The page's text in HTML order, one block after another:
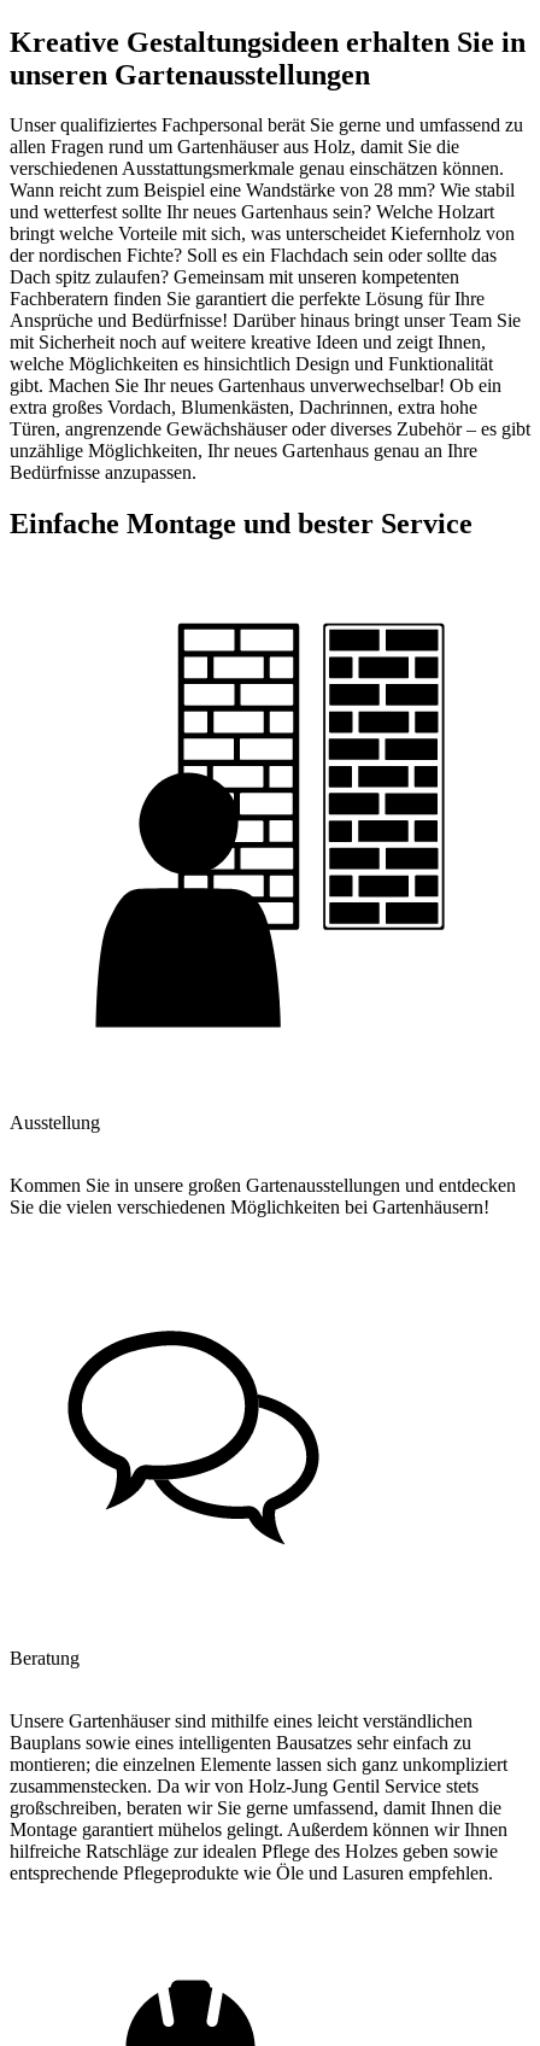
Kreative Gestaltungsideen erhalten Sie in
unseren Gartenausstellungen
Unser qualifiziertes Fachpersonal berät Sie gerne und umfassend zu
allen Fragen rund um Gartenhäuser aus Holz, damit Sie die
verschiedenen Ausstattungsmerkmale genau einschätzen können.
Wann reicht zum Beispiel eine Wandstärke von 28 mm? Wie stabil
und wetterfest sollte Ihr neues Gartenhaus sein? Welche Holzart
bringt welche Vorteile mit sich, was unterscheidet Kiefernholz von
der nordischen Fichte? Soll es ein Flachdach sein oder sollte das
Dach spitz zulaufen? Gemeinsam mit unseren kompetenten
Fachberatern finden Sie garantiert die perfekte Lösung für Ihre
Ansprüche und Bedürfnisse! Darüber hinaus bringt unser Team Sie
mit Sicherheit noch auf weitere kreative Ideen und zeigt Ihnen,
welche Möglichkeiten es hinsichtlich Design und Funktionalität
gibt. Machen Sie Ihr neues Gartenhaus unverwechselbar! Ob ein
extra großes Vordach, Blumenkästen, Dachrinnen, extra hohe
Türen, angrenzende Gewächshäuser oder diverses Zubehör – es gibt
unzählige Möglichkeiten, Ihr neues Gartenhaus genau an Ihre
Bedürfnisse anzupassen.
Einfache Montage und bester Service
Ausstellung
Kommen Sie in unsere großen Gartenausstellungen und entdecken
Sie die vielen verschiedenen Möglichkeiten bei Gartenhäusern!
Beratung
Unsere Gartenhäuser sind mithilfe eines leicht verständlichen
Bauplans sowie eines intelligenten Bausatzes sehr einfach zu
montieren; die einzelnen Elemente lassen sich ganz unkompliziert
zusammenstecken. Da wir von Holz-Jung Gentil Service stets
großschreiben, beraten wir Sie gerne umfassend, damit Ihnen die
Montage garantiert mühelos gelingt. Außerdem können wir Ihnen
hilfreiche Ratschläge zur idealen Pflege des Holzes geben sowie
entsprechende Pflegeprodukte wie Öle und Lasuren empfehlen.